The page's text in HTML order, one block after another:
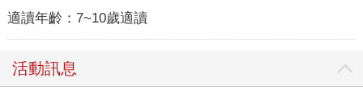
適讀年齡： 7~10歲適讀
活動訊息